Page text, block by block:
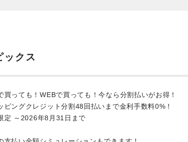
ックス
買っても！WEBで買っても！今なら分割払いがお得！
ピングクレジット分割48回払いまで金利手数料0%！
定 ～2026年8月31日まで